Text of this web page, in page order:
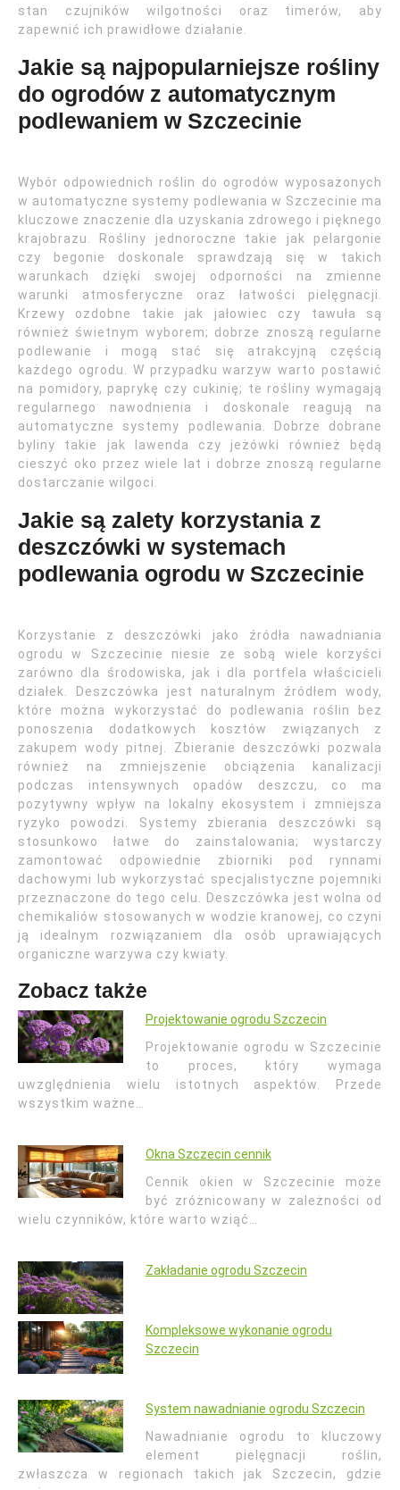
stan czujników wilgotności oraz timerów, aby
zapewnić ich prawidłowe działanie.
Jakie są najpopularniejsze rośliny
do ogrodów z automatycznym
podlewaniem w Szczecinie
Wybór odpowiednich roślin do ogrodów wyposażonych
w automatyczne systemy podlewania w Szczecinie ma
kluczowe znaczenie dla uzyskania zdrowego i pięknego
krajobrazu. Rośliny jednoroczne takie jak pelargonie
czy begonie doskonale sprawdzają się w takich
warunkach dzięki swojej odporności na zmienne
warunki atmosferyczne oraz łatwości pielęgnacji.
Krzewy ozdobne takie jak jałowiec czy tawuła są
również świetnym wyborem; dobrze znoszą regularne
podlewanie i mogą stać się atrakcyjną częścią
każdego ogrodu. W przypadku warzyw warto postawić
na pomidory, paprykę czy cukinię; te rośliny wymagają
regularnego nawodnienia i doskonale reagują na
automatyczne systemy podlewania. Dobrze dobrane
byliny takie jak lawenda czy jeżówki również będą
cieszyć oko przez wiele lat i dobrze znoszą regularne
dostarczanie wilgoci.
Jakie są zalety korzystania z
deszczówki w systemach
podlewania ogrodu w Szczecinie
Korzystanie z deszczówki jako źródła nawadniania
ogrodu w Szczecinie niesie ze sobą wiele korzyści
zarówno dla środowiska, jak i dla portfela właścicieli
działek. Deszczówka jest naturalnym źródłem wody,
które można wykorzystać do podlewania roślin bez
ponoszenia dodatkowych kosztów związanych z
zakupem wody pitnej. Zbieranie deszczówki pozwala
również na zmniejszenie obciążenia kanalizacji
podczas intensywnych opadów deszczu, co ma
pozytywny wpływ na lokalny ekosystem i zmniejsza
ryzyko powodzi. Systemy zbierania deszczówki są
stosunkowo łatwe do zainstalowania; wystarczy
zamontować odpowiednie zbiorniki pod rynnami
dachowymi lub wykorzystać specjalistyczne pojemniki
przeznaczone do tego celu. Deszczówka jest wolna od
chemikaliów stosowanych w wodzie kranowej, co czyni
ją idealnym rozwiązaniem dla osób uprawiających
organiczne warzywa czy kwiaty.
Zobacz także
Projektowanie ogrodu Szczecin
Projektowanie ogrodu w Szczecinie
to proces, który wymaga
uwzględnienia wielu istotnych aspektów. Przede
wszystkim ważne…
Okna Szczecin cennik
Cennik okien w Szczecinie może
być zróżnicowany w zależności od
wielu czynników, które warto wziąć…
Zakładanie ogrodu Szczecin
Kompleksowe wykonanie ogrodu
Szczecin
System nawadnianie ogrodu Szczecin
Nawadnianie ogrodu to kluczowy
element pielęgnacji roślin,
zwłaszcza w regionach takich jak Szczecin, gdzie